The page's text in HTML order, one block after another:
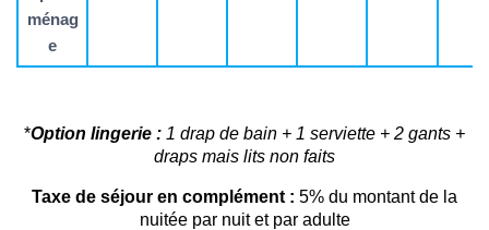
ménag
e
*Option lingerie : 1 drap de bain + 1 serviette + 2 gants +
draps mais lits non faits
Taxe de séjour en complément : 5% du montant de la
nuitée par nuit et par adulte